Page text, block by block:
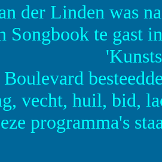
der Linden was
Songbook te gast
vecht, huil, bid,
programma's